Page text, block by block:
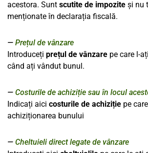
acestora. Sunt scutite de impozite și nu
menționate în declarația fiscală.
Prețul de vânzare
Introduceți prețul de vânzare pe care l-
când ați vândut bunul.
Costurile de achiziție sau în locul
Indicați aici costurile de achiziție pe
achiziționarea bunului
Cheltuieli direct legate de vânzare